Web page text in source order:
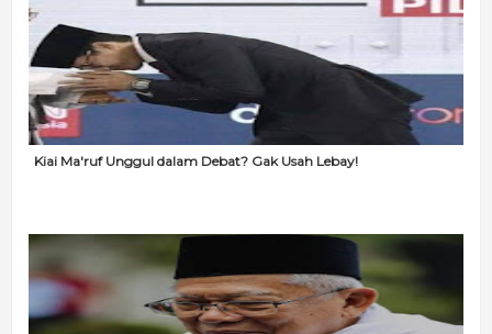
Kiai Ma'ruf Unggul dalam Debat? Gak Usah Lebay!